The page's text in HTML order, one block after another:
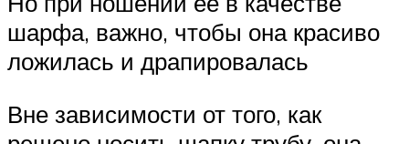
шарфа, важно, чтобы она красиво
ложилась и драпировалась
Вне зависимости от того, как